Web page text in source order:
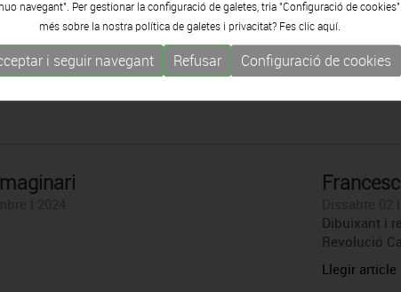
Dibuixant i
Revolució
Llegir article
navegant". Per gestionar la configuració de galetes, tria "Configuració de
més sobre la nostra política de galetes i privacitat? Fes clicaquí.
i seguir navegant Refusar Configuració de cookies